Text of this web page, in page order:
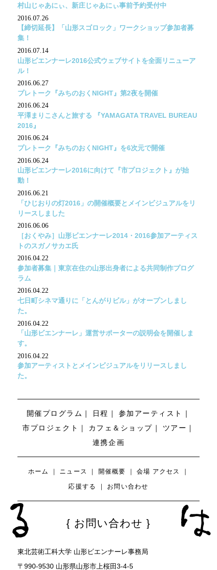
村山じゃあにぃ、新庄じゃあにぃ事前予約受付中
2016.07.26
【締切延長】「山形スゴロック」ワークショップ参加者募
集！
2016.07.14
山形ビエンナーレ2016公式ウェブサイトを全面リニューア
ル！
2016.06.27
プレトーク『みちのおくNIGHT』第2夜を開催
2016.06.24
平澤まりこさんと旅する 『YAMAGATA TRAVEL BUREAU
2016』
2016.06.24
プレトーク『みちのおくNIGHT』を6次元で開催
2016.06.24
山形ビエンナーレ2016に向けて『市プロジェクト』が始
動！
2016.06.21
「ひじおりの灯2016」の開催概要とメインビジュアルをリ
リースしました
2016.06.06
［おくやみ］山形ビエンナーレ2014・2016参加アーティス
トのスガノサカエ氏
2016.04.22
参加者募集｜東京在住の山形出身者による共同制作プログ
ラム
2016.04.22
七日町シネマ通りに「とんがりビル」がオープンしまし
た。
2016.04.22
「山形ビエンナーレ」運営サポーターの説明会を開催しま
す。
2016.04.22
参加アーティストとメインビジュアルをリリースしまし
た。
開催プログラム 日程
参加アーティスト
市プロジェクト
カフェ＆ショップ
ツアー
連携企画
ホーム ニュース 開催概要 会場 アクセス
応援する お問い合わせ
お問い合わせ
東北芸術工科大学 山形ビエンナーレ事務局
〒990-9530 山形県山形市上桜田3-4-5